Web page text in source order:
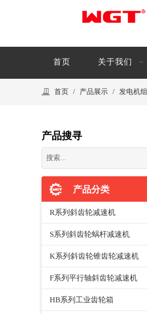
首页 关于我们
首页 / 产品展示 / 发电机组
产品搜寻
产品分类
R系列斜齿轮减速机
S系列斜齿轮蜗杆减速机
K系列斜齿轮锥齿轮减速机
F系列平行轴斜齿轮减速机
HB系列工业齿轮箱